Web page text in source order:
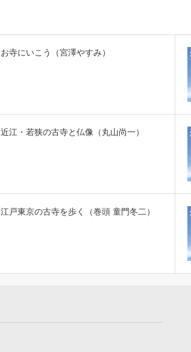
お寺にいこう（宮澤やすみ）
近江・若狭の古寺と仏像（丸山尚一）
江戸東京の古寺を歩く（巻頭 童門冬二）